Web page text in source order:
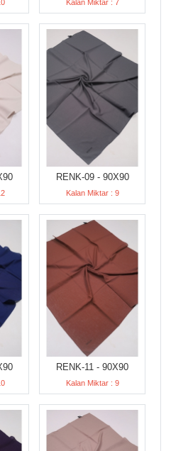
Kalan Miktar : 7
RENK-09 - 90X90
Kalan Miktar : 9
RENK-11 - 90X90
Kalan Miktar : 9